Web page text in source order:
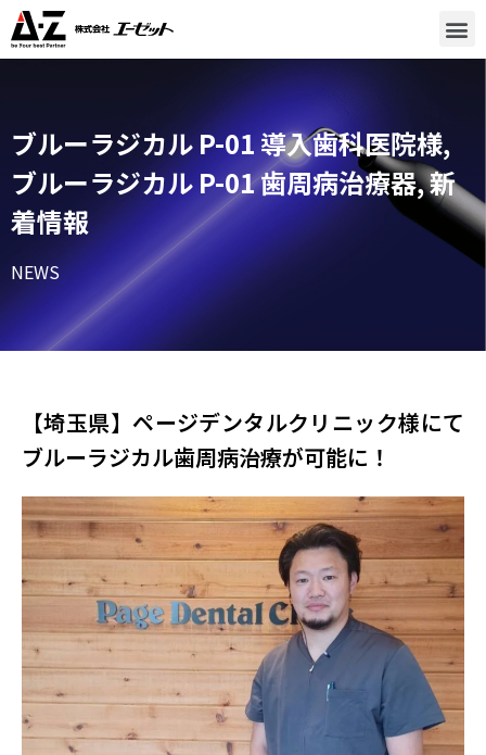
ブルーラジカル P-01 導入歯科医院様,
ブルーラジカル P-01 歯周病治療器,新
着情報
NEWS
【埼玉県】ページデンタルクリニック様にて
ブルーラジカル歯周病治療が可能に！